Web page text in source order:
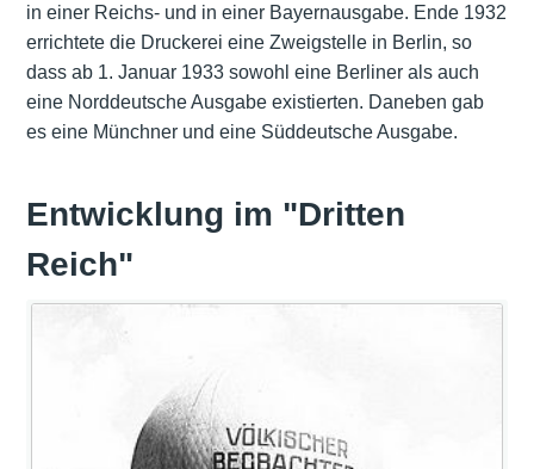
in einer Reichs- und in einer Bayernausgabe. Ende 1932
errichtete die Druckerei eine Zweigstelle in Berlin, so
dass ab 1. Januar 1933 sowohl eine Berliner als auch
eine Norddeutsche Ausgabe existierten. Daneben gab
es eine Münchner und eine Süddeutsche Ausgabe.
Entwicklung im "Dritten
Reich"